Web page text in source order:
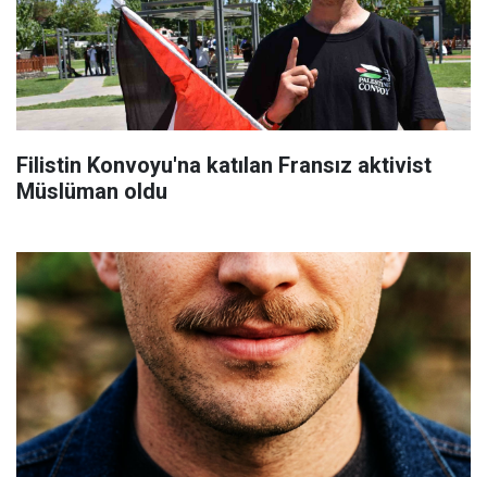
Filistin Konvoyu'na katılan Fransız aktivist
Müslüman oldu